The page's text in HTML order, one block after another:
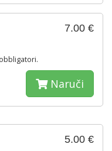
7.00 €
Naruči
5.00 €